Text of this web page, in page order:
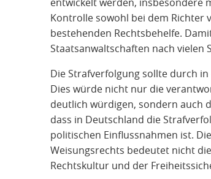
Kontrolle sowohl bei dem Richter
bestehenden Rechtsbehelfe.
Staatsanwaltschaften nach vielen
Die Strafverfolgung sollte durch
Dies würde nicht nur die
deutlich würdigen, sondern auch
dass in Deutschland die
politischen Einflussnahmen ist.
Weisungsrechts bedeutet nicht
Rechtskultur und der